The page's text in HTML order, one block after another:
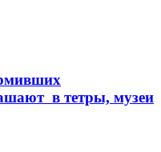
в тетры, музеи